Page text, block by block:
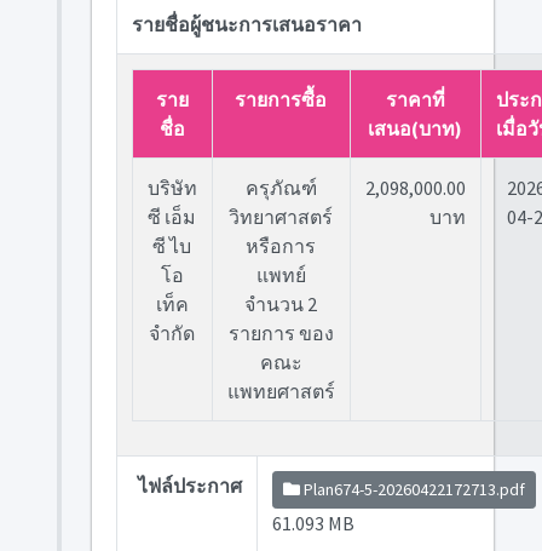
รายชื่อผู้ชนะการเสนอราคา
ราย
ชื่อ
รายการซื้อ
ราคาที่
เสนอ(บาท)
ประ
เมื่อ
บริษัท
ซี เอ็ม
ซี ไบ
โอ
เท็ค
จำกัด
ครุภัณฑ์
วิทยาศาสตร์
หรือการ
แพทย์
จำนวน 2
รายการ ของ
คณะ
แพทยศาสตร์
2,098,000.00
บาท
04-
ไฟล์ประกาศ Plan674-5-20260422172713.pdf
61.093 MB